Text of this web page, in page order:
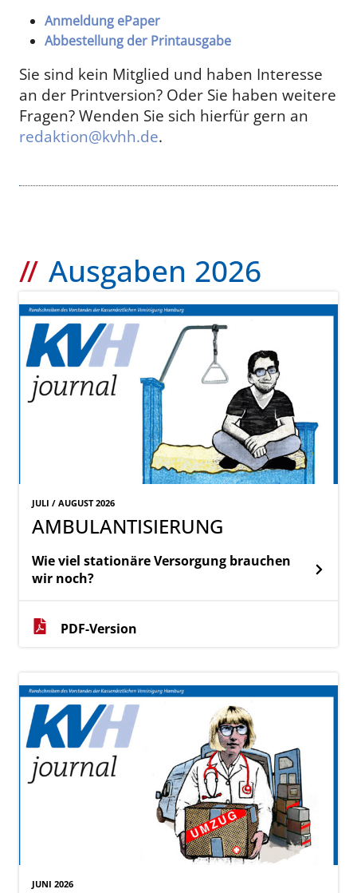
Anmeldung ePaper
Abbestellung der Printausgabe
Sie sind kein Mitglied und haben Interesse
an der Printversion? Oder Sie haben weitere
Fragen? Wenden Sie sich hierfür gern an
redaktion@kvhh.de.
Ausgaben 2026
JULI / AUGUST 2026
AMBULANTISIERUNG
Wie viel stationäre Versorgung brauchen
wir noch?
PDF-Version
JUNI 2026